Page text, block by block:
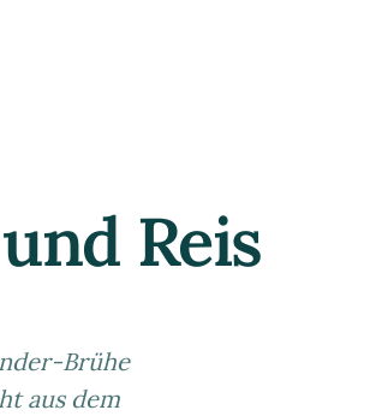
Reis
Brühe
aus dem